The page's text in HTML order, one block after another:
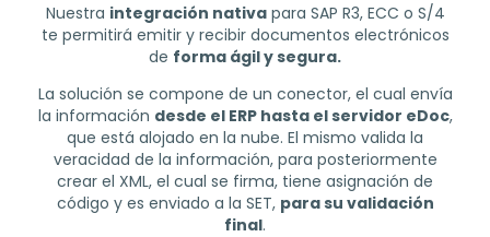
Nuestra integración nativapara SAP R3, ECC o S/4
te permitirá emitir y recibir documentos electrónicos
de forma ágil y segura.
La solución se compone de un conector, el cual envía
la información desde el ERP hasta el servidor eDoc,
que está alojado en la nube. El mismo valida la
veracidad de la información, para posteriormente
crear el XML, el cual se firma, tiene asignación de
código y es enviado a la SET, para su validación
final.